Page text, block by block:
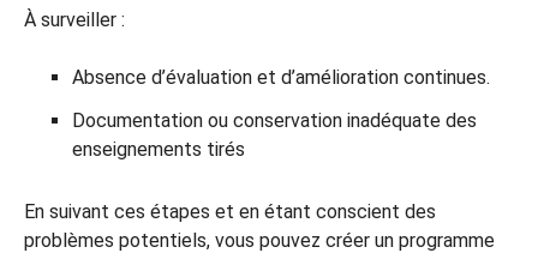
À surveiller :
Absence d’évaluation et d’amélioration continues.
Documentation ou conservation inadéquate des
enseignements tirés
En suivant ces étapes et en étant conscient des
problèmes potentiels, vous pouvez créer un programme